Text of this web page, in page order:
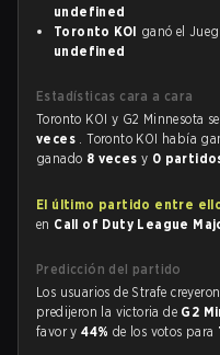
undefined
Toronto KOI ganó el
undefined
Estadísticas cara a cara
Toronto KOI y G2 Minnesota
veces . Toronto KOI había
ganado 8 vecesy 0
El último partido entre
en Call of Duty League
Predicción del partido
Los usuarios de Strafe
predijeron la victoria de G2
favor y44% de los votos para